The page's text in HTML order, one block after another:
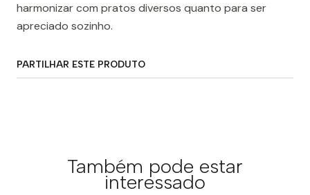
harmonizar com pratos diversos quanto para ser
apreciado sozinho.
PARTILHAR ESTE PRODUTO
Também pode estar
interessado